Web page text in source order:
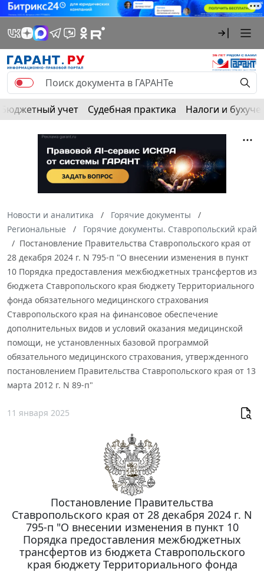
Бюджетный учет Судебная практика Налоги и
Новости и аналитика
Горячие документы
Региональные
Горячие документы. Ставропольский край
Постановление Правительства Ставропольского края от
28 декабря 2024 г. N 795-п "О внесении изменения в пункт
10 Порядка предоставления межбюджетных трансфертов из
бюджета Ставропольского края бюджету Территориального
фонда обязательного медицинского страхования
Ставропольского края на финансовое обеспечение
дополнительных видов и условий оказания медицинской
помощи, не установленных базовой программой
обязательного медицинского страхования, утвержденного
постановлением Правительства Ставропольского края от 13
марта 2012 г. N 89-п"
11 января 2025
Постановление Правительства
Ставропольского края от 28 декабря 2024 г. N
795-п "О внесении изменения в пункт 10
Порядка предоставления межбюджетных
трансфертов из бюджета Ставропольского
края бюджету Территориального фонда